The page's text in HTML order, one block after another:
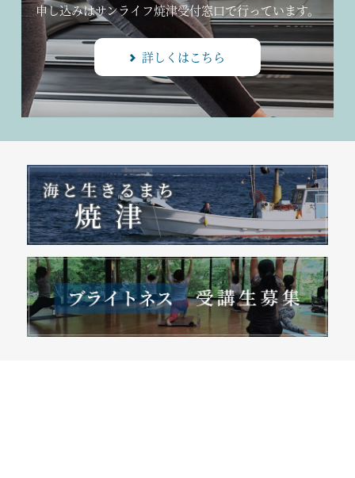
申し込みはサンライフ焼津受付窓口で行っています。
詳しくはこちら